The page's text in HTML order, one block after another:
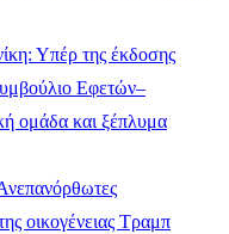
Υπέρ της έκδοσης
Εφετών–
ομάδα και ξέπλυμα
οικογένειας Τραμπ